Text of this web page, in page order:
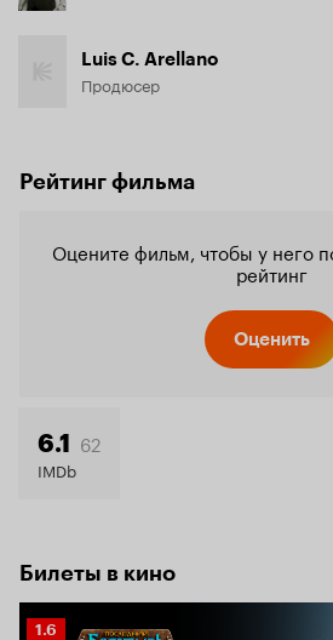
Luis C. Arellano
Продюсер
Рейтинг фильма
Оцените фильм, чтобы у него
рейтинг
Оценить
6.1 62
IMDb
Билеты в кино
Рейтинг
1.6